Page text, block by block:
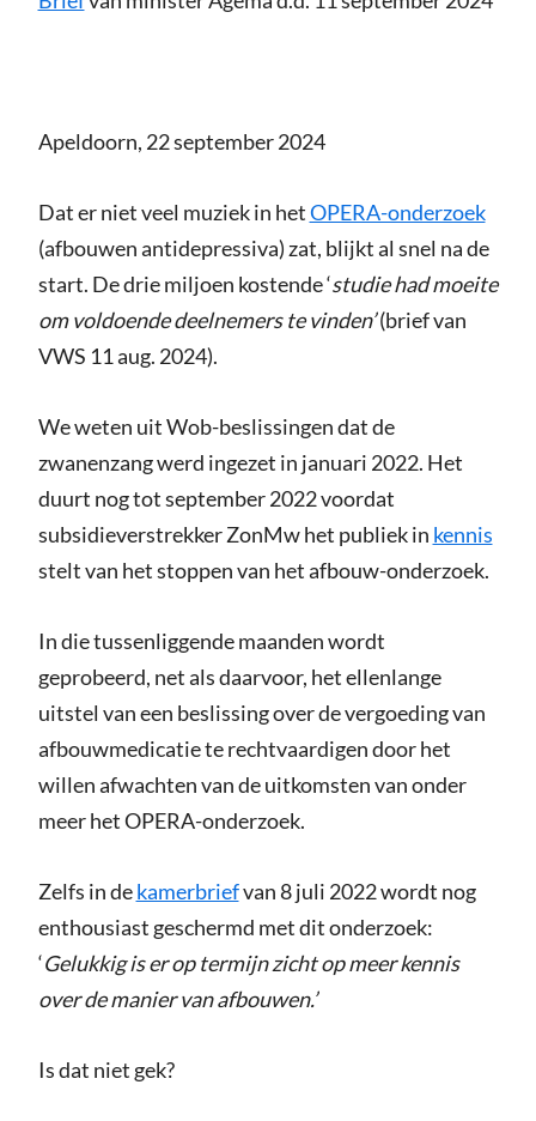
Apeldoorn, 22 september 2024
Dat er niet veel muziek in hetOPERA-onderzoek
(afbouwen antidepressiva) zat, blijkt al snel na de
start. De drie miljoen kostende ‘studie had moeite
om voldoende deelnemers te vinden’(brief van
VWS 11 aug. 2024).
We weten uit Wob-beslissingen dat de
zwanenzang werd ingezet in januari 2022. Het
duurt nog tot september 2022 voordat
subsidieverstrekker ZonMw het publiek in kennis
stelt van het stoppen van het afbouw-onderzoek.
In die tussenliggende maanden wordt
geprobeerd, net als daarvoor, het ellenlange
uitstel van een beslissing over de vergoeding van
afbouwmedicatie te rechtvaardigen door het
willen afwachten van de uitkomsten van onder
meer het OPERA-onderzoek.
Zelfs in dekamerbriefvan 8 juli 2022 wordt nog
enthousiast geschermd met dit onderzoek:
‘Gelukkig is er op termijn zicht op meer kennis
over de manier van afbouwen.’
Is dat niet gek?